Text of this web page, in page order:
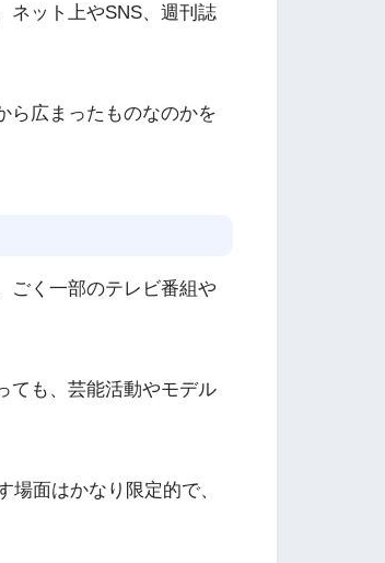
ネット上やSNS、週刊誌
ら広まったものなのかを
ごく一部のテレビ番組や
ても、芸能活動やモデル
面はかなり限定的で、